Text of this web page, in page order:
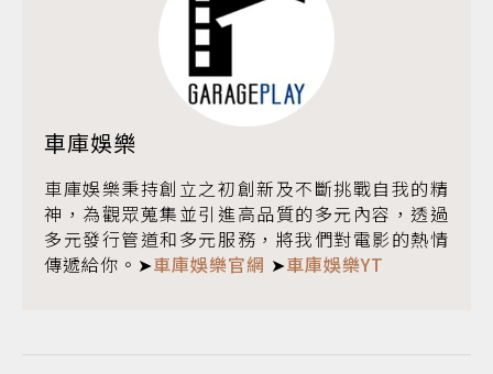
車庫娛樂
車庫娛樂秉持創立之初創新及不斷挑戰自我的精
神，為觀眾蒐集並引進高品質的多元內容，透過
多元發行管道和多元服務，將我們對電影的熱情
傳遞給你。➤車庫娛樂官網 ➤車庫娛樂YT